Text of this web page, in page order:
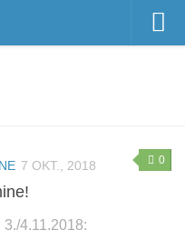
0
7 OKT., 2018
4.11.2018: